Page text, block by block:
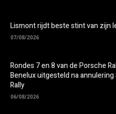
Lismont rijdt beste stint van zijn
07/08/2026
Rondes 7 en 8 van de Porsche
Benelux uitgesteld na
Rally
06/08/2026